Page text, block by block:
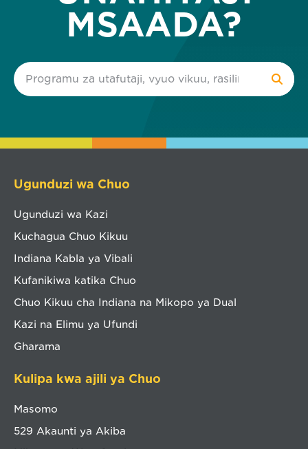
MSAADA?
Ugunduzi wa Chuo
Ugunduzi wa Kazi
Kuchagua Chuo Kikuu
Indiana Kabla ya Vibali
Kufanikiwa katika Chuo
Chuo Kikuu cha Indiana na Mikopo ya Dual
Kazi na Elimu ya Ufundi
Gharama
Kulipa kwa ajili ya Chuo
Masomo
529 Akaunti ya Akiba